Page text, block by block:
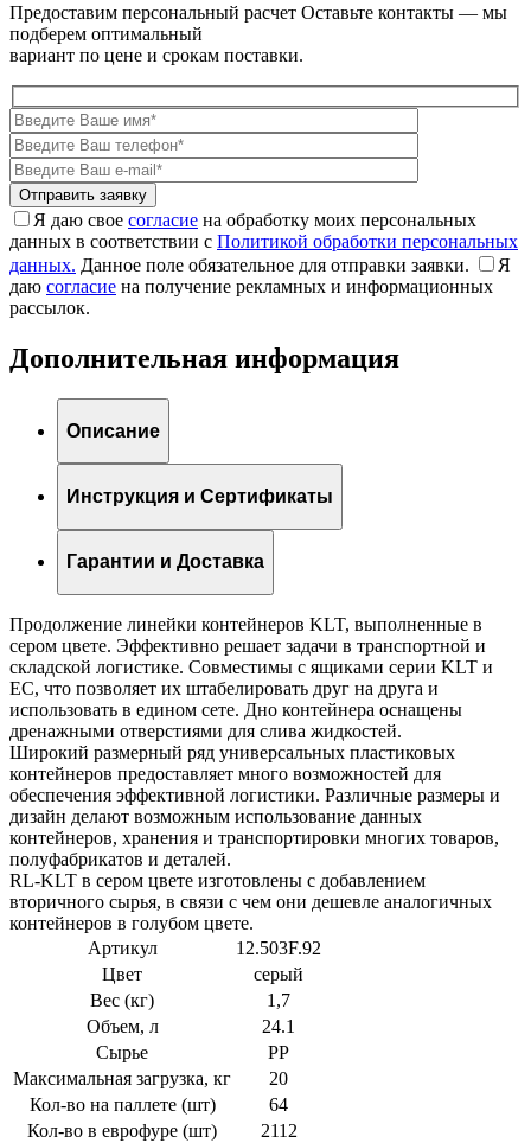
Предоставим персональный расчет Оставьте контакты — мы
подберем оптимальный
вариант по цене и срокам поставки.
Я даю свое согласие на обработку моих персональных
данных в соответствии с Политикой обработки персональных
данных. Данное поле обязательное для отправки заявки.
Я
даю согласие на получение рекламных и информационных
рассылок.
Дополнительная информация
Описание
Инструкция и Сертификаты
Гарантии и Доставка
Продолжение линейки контейнеров KLT, выполненные в
сером цвете. Эффективно решает задачи в транспортной и
складской логистике. Совместимы с ящиками серии KLT и
EC, что позволяет их штабелировать друг на друга и
использовать в едином сете. Дно контейнера оснащены
дренажными отверстиями для слива жидкостей.
Широкий размерный ряд универсальных пластиковых
контейнеров предоставляет много возможностей для
обеспечения эффективной логистики. Различные размеры и
дизайн делают возможным использование данных
контейнеров, хранения и транспортировки многих товаров,
полуфабрикатов и деталей.
RL-KLT в сером цвете изготовлены с добавлением
вторичного сырья, в связи с чем они дешевле аналогичных
контейнеров в голубом цвете.
Артикул
12.503F.92
Цвет
серый
Вес (кг)
1,7
Объем, л
24.1
Сырье
РР
Максимальная загрузка, кг
20
Кол-во на паллете (шт)
64
Кол-во в еврофуре (шт)
2112